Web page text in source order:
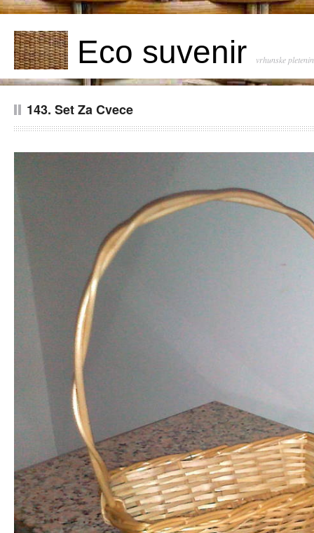
Eco suvenir vrhunske
143. Set Za Cvece